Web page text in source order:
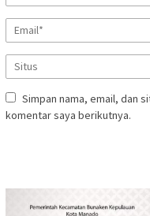
Simpan nama, email, dan
komentar saya berikutnya.